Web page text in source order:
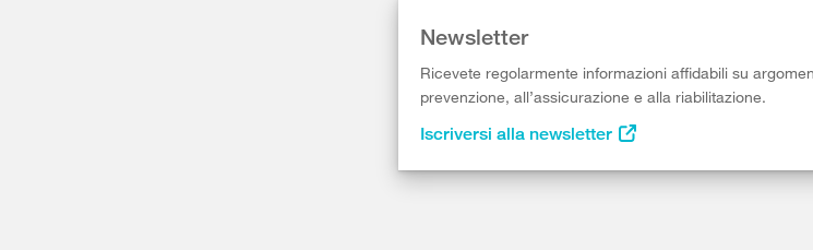
Newsletter
Ricevete regolarmente informazioni affidabili su
prevenzione, all’assicurazione e alla riabilitazione.
Iscriversi alla newsletter